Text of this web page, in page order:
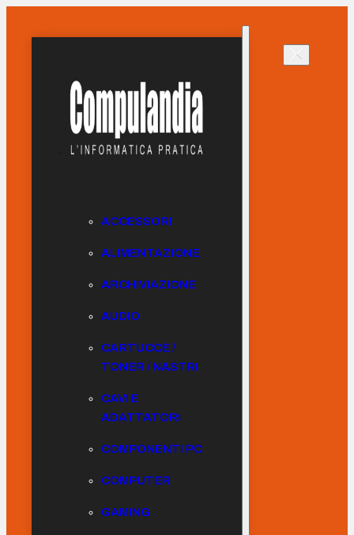
ACCESSORI
ALIMENTAZIONE
ARCHIVIAZIONE
AUDIO
CARTUCCE /
TONER / NASTRI
CAVI E
ADATTATORI
COMPONENTI PC
COMPUTER
GAMING